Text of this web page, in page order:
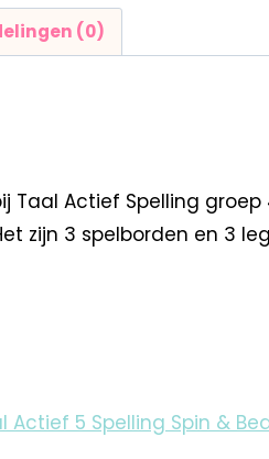
(0)
Taal Actief Spelling
zijn 3 spelborden en 3
Actief 5 Spelling Spin &